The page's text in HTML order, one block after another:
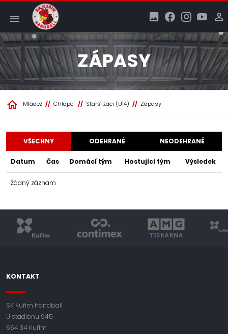
ZÁPASY
Mládež Chlapci Starší žáci (U14) Zápasy
VŠECHNY ODEHRANÉ NEODEHRANÉ
Datum Čas Domácí tým Hostující tým Výsledek
Žádný záznam
KONTAKT
SK Kuřim handball
U stadionu 945
664 34 Kuřim